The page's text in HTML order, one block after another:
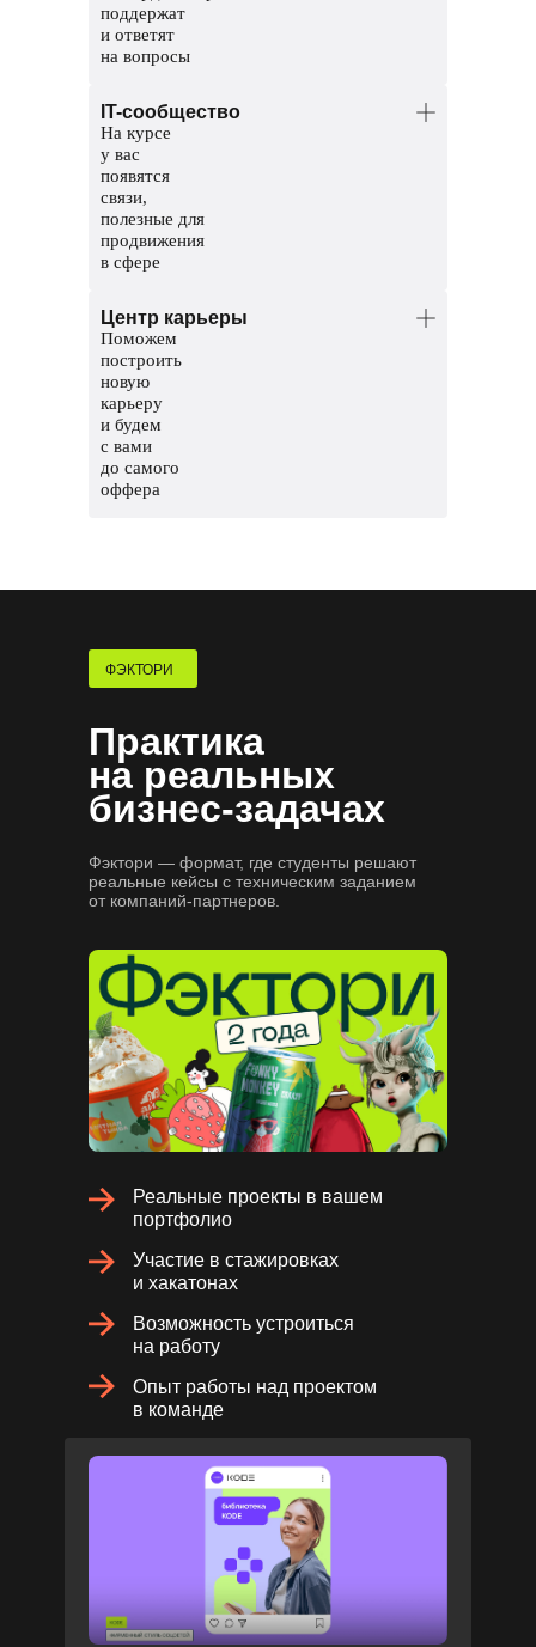
поддержат
и ответят
на вопросы
Помогут разобраться в темах и
проверят домашние задания.
Координаторы — команда заботы
о студентах. Решат организационные
вопросы, поддержат и помогут пройти
обучение до конца.
IT-сообщество
На курсе
у вас
появятся
связи,
полезные для
продвижения
в сфере
с другими студентами
Чат с ментором на платформе, чтобы
прояснить непонятные темы и задания
Мероприятия и стажировки
с партнерами, чтобы наработать опыт
и показать свои скиллы работодателям
Центр карьеры
Поможем
построить
новую
карьеру
и будем
с вами
до самого
оффера
собеседования
Практика
на реальных
бизнес-задачах
Фэктори — формат, где студенты решают
реальные кейсы с техническим заданием
от компаний-партнеров.
ФЭКТОРИ
Реальные проекты в вашем
портфолио
Участие в стажировках
и хакатонах
Возможность устроиться
на работу
Опыт работы над проектом
в команде